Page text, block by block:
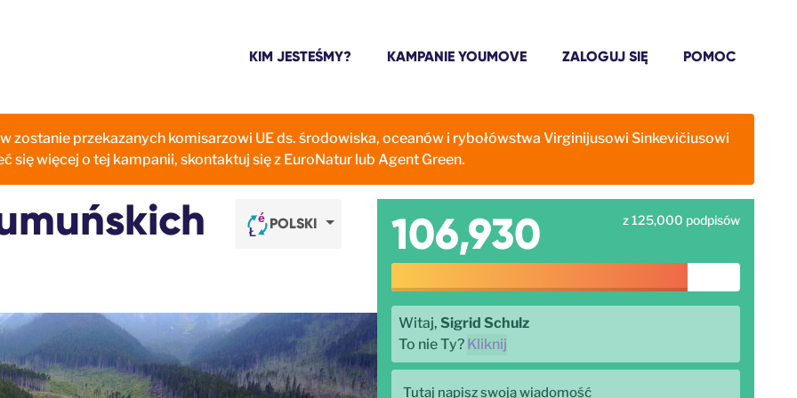
KIM JESTEŚMY? KAMPANIE YOUMOVE ZALOGUJ SIĘ POMOC
zostanie przekazanych komisarzowi UE ds. środowiska, oceanów i rybołówstwa Virginijusowi Sinkevičiusowi
się więcej o tej kampanii, skontaktuj się z EuroNatur lub Agent Green.
POLSKI 106,930 z 125,000 podpisów
Witaj, Sigrid Schulz
To nie Ty? Kliknij
Tutaj napisz swoją wiadomość